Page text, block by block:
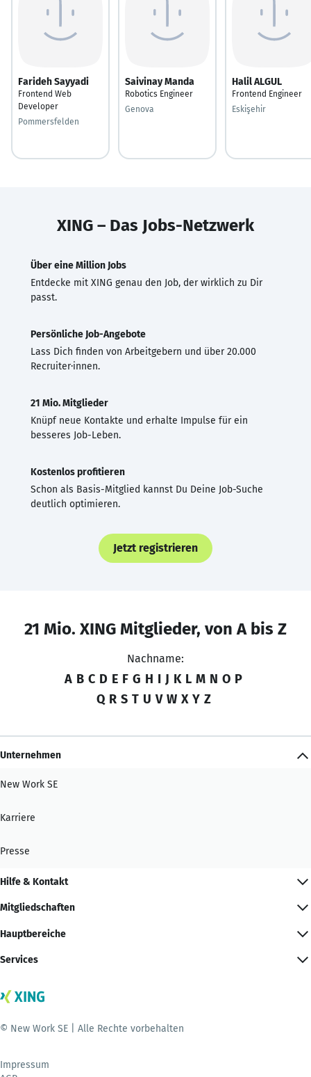
Farideh Sayyadi
Frontend Web
Developer
Pommersfelden
Saivinay Manda
Robotics Engineer
Genova
Halil ALGUL
Frontend Engineer
Eskişehir
XING – Das Jobs-Netzwerk
Über eine Million Jobs
Entdecke mit XING genau den Job, der wirklich zu Dir
passt.
Persönliche Job-Angebote
Lass Dich finden von Arbeitgebern und über 20.000
Recruiter·innen.
21 Mio. Mitglieder
Knüpf neue Kontakte und erhalte Impulse für ein
besseres Job-Leben.
Kostenlos profitieren
Schon als Basis-Mitglied kannst Du Deine Job-Suche
deutlich optimieren.
Jetzt registrieren
21 Mio. XING Mitglieder, von A bis Z
Nachname:
A B C D E F G H I J K L M N O P
Q R S T U V W X Y Z
Unternehmen
New Work SE
Karriere
Presse
Hilfe & Kontakt
Mitgliedschaften
Hauptbereiche
Services
© New Work SE | Alle Rechte vorbehalten
Impressum